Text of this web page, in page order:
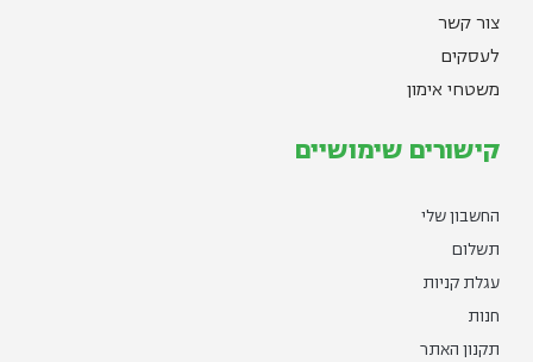
צור קשר
לעסקים
משטחי אימון
קישורים שימושיים
החשבון שלי
תשלום
עגלת קניות
חנות
תקנון האתר